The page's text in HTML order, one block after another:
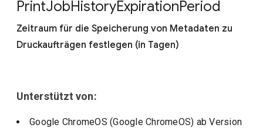
Einschließlich eingestellter Richtlinien
PrintJobHistoryExpirationPeriod
Zeitraum für die Speicherung von Metadaten zu
Druckaufträgen festlegen (in Tagen)
Unterstützt von:
Google ChromeOS (Google ChromeOS) ab Version